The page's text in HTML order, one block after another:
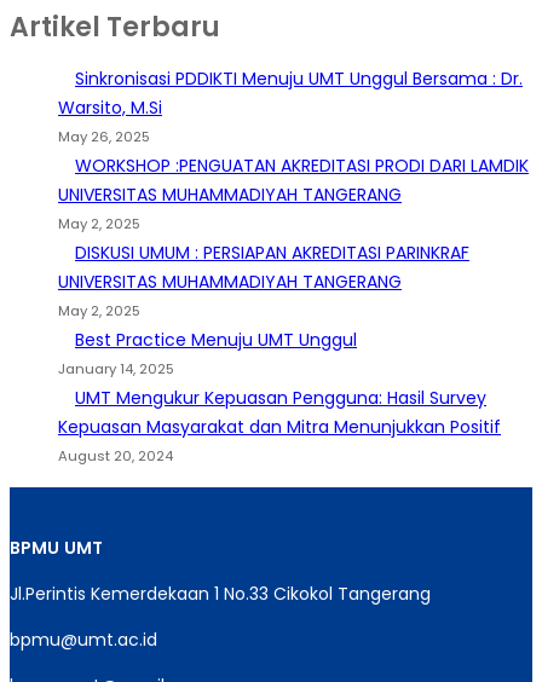
Artikel Terbaru
Sinkronisasi PDDIKTI Menuju UMT Unggul Bersama : Dr.
Warsito, M.Si
May 26, 2025
WORKSHOP :PENGUATAN AKREDITASI PRODI DARI LAMDIK
UNIVERSITAS MUHAMMADIYAH TANGERANG
May 2, 2025
DISKUSI UMUM : PERSIAPAN AKREDITASI PARINKRAF
UNIVERSITAS MUHAMMADIYAH TANGERANG
May 2, 2025
Best Practice Menuju UMT Unggul
January 14, 2025
UMT Mengukur Kepuasan Pengguna: Hasil Survey
Kepuasan Masyarakat dan Mitra Menunjukkan Positif
August 20, 2024
BPMU UMT
Jl.Perintis Kemerdekaan 1 No.33 Cikokol Tangerang
bpmu@umt.ac.id